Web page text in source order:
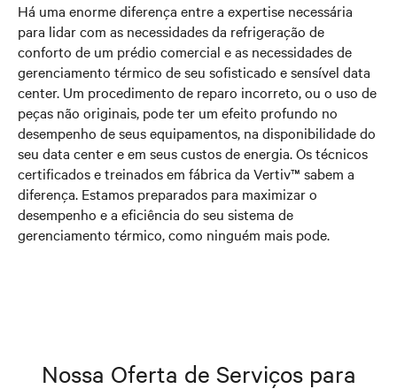
Há uma enorme diferença entre a expertise necessária
para lidar com as necessidades da refrigeração de
conforto de um prédio comercial e as necessidades de
gerenciamento térmico de seu sofisticado e sensível data
center. Um procedimento de reparo incorreto, ou o uso de
peças não originais, pode ter um efeito profundo no
desempenho de seus equipamentos, na disponibilidade do
seu data center e em seus custos de energia. Os técnicos
certificados e treinados em fábrica da Vertiv™ sabem a
diferença. Estamos preparados para maximizar o
desempenho e a eficiência do seu sistema de
gerenciamento térmico, como ninguém mais pode.
Nossa Oferta de Serviços para